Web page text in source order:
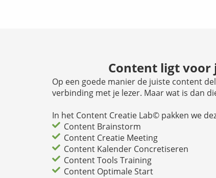
Content ligt voor
Op een goede manier de juiste content
verbinding met je lezer. Maar wat is dan
In het Content Creatie Lab© pakken we
Content Brainstorm
Content Creatie Meeting
Content Kalender Concretiseren
Content Tools Training
Content Optimale Start